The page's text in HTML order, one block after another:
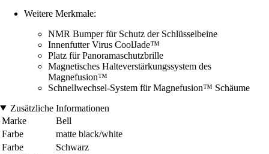
Weitere Merkmale:
NMR Bumper für Schutz der Schlüsselbeine
Innenfutter Virus CoolJade™
Platz für Panoramaschutzbrille
Magnetisches Halteverstärkungssystem des
Magnefusion™
Schnellwechsel-System für Magnefusion™ Schäume
Zusätzliche Informationen
Marke
Bell
Farbe
matte black/white
Farbe
Schwarz